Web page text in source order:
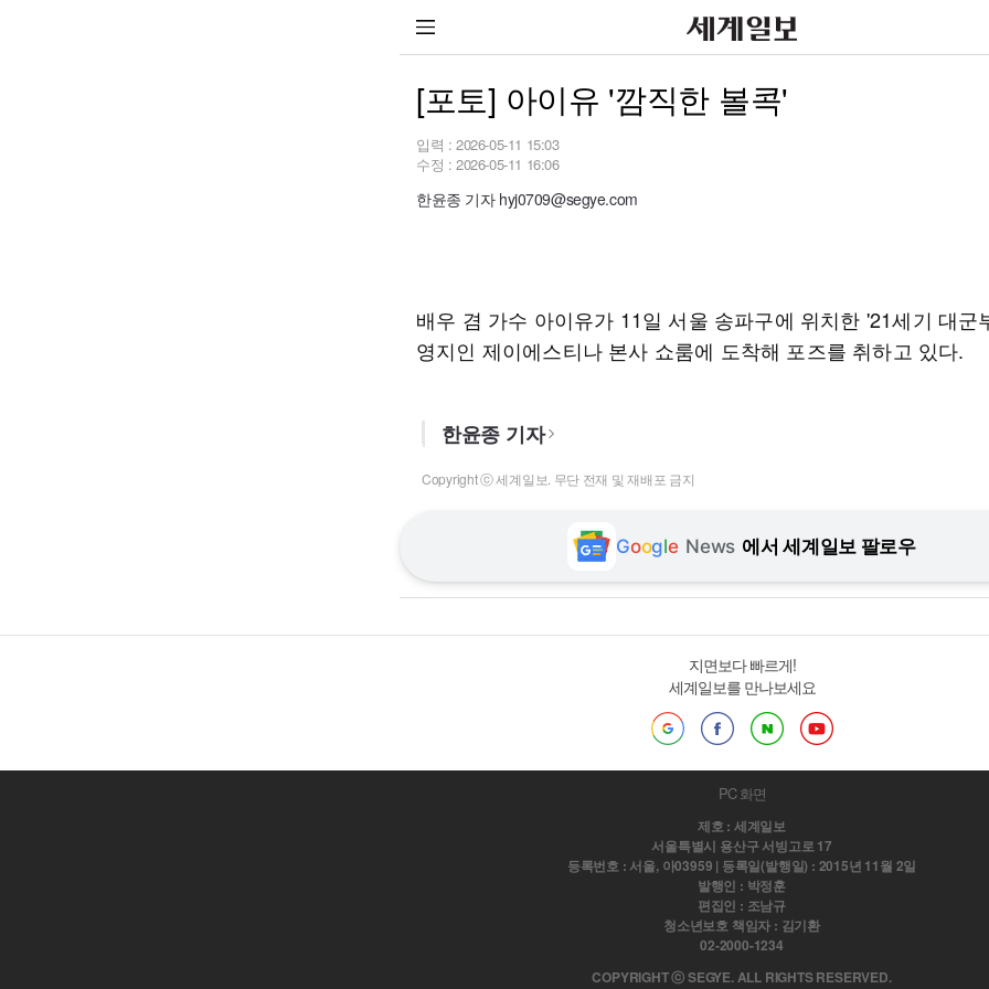
[포토] 아이유 '깜직한 볼콕'
입력 : 2026-05-11 15:03
수정 : 2026-05-11 16:06
한윤종 기자 hyj0709@segye.com
배우 겸 가수 아이유가 11일 서울 송파구에 위치한 '21세기 대군
영지인 제이에스티나 본사 쇼룸에 도착해 포즈를 취하고 있다.
한윤종 기자
Copyright ⓒ 세계일보. 무단 전재 및 재배포 금지
Google News 에서 세계일보 팔로우
지면보다 빠르게!
세계일보를 만나보세요
PC 화면
제호 : 세계일보
서울특별시 용산구 서빙고로 17
등록번호 : 서울, 아03959 | 등록일(발행일) : 2015년 11월 2일
발행인 : 박정훈
편집인 : 조남규
청소년보호 책임자 : 김기환
02-2000-1234
COPYRIGHT ⓒ SEGYE. ALL RIGHTS RESERVED.